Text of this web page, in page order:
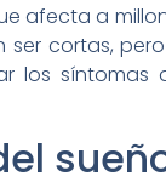
afecta a
ser cortas,
los síntomas